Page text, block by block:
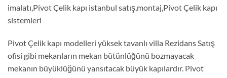
imalatı,Pivot Çelik kapı istanbul satış,montaj,Pivot Çelik kapı
sistemleri
Pivot Çelik kapı modelleri yüksek tavanlı villa Rezidans Satış
ofisi gibi mekanların mekan bütünlüğünü bozmayacak
mekanın büyüklüğünü yansıtacak büyük kapılardır. Pivot